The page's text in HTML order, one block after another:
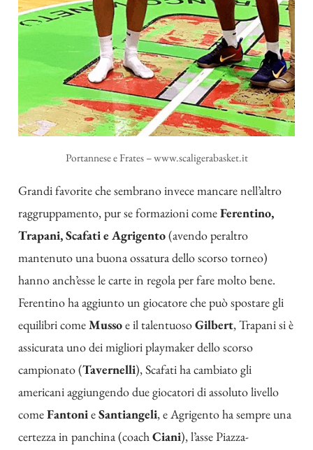
Portannese e Frates – www.scaligerabasket.it
Grandi favorite che sembrano invece mancare nell’altro
raggruppamento, pur se formazioni comeFerentino,
Trapani, Scafati e Agrigento(avendo peraltro
mantenuto una buona ossatura dello scorso torneo)
hanno anch’esse le carte in regola per fare molto bene.
Ferentino ha aggiunto un giocatore che può spostare gli
equilibri comeMussoe il talentuosoGilbert, Trapani si è
assicurata uno dei migliori playmaker dello scorso
campionato (Tavernelli), Scafati ha cambiato gli
americani aggiungendo due giocatori di assoluto livello
comeFantonieSantiangeli, e Agrigento ha sempre una
certezza in panchina (coachCiani), l’asse Piazza-